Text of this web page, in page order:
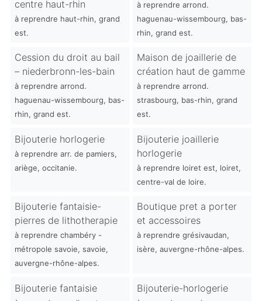
centre haut-rhin
à reprendre haut-rhin, grand
est.
à reprendre arrond.
haguenau-wissembourg, bas-
rhin, grand est.
Cession du droit au bail
– niederbronn-les-bain
à reprendre arrond.
haguenau-wissembourg, bas-
rhin, grand est.
Maison de joaillerie de
création haut de gamme
à reprendre arrond.
strasbourg, bas-rhin, grand
est.
Bijouterie horlogerie
à reprendre arr. de pamiers,
ariège, occitanie.
Bijouterie joaillerie
horlogerie
à reprendre loiret est, loiret,
centre-val de loire.
Bijouterie fantaisie-
pierres de lithotherapie
à reprendre chambéry -
métropole savoie, savoie,
auvergne-rhône-alpes.
Boutique pret a porter
et accessoires
à reprendre grésivaudan,
isère, auvergne-rhône-alpes.
Bijouterie fantaisie Bijouterie-horlogerie